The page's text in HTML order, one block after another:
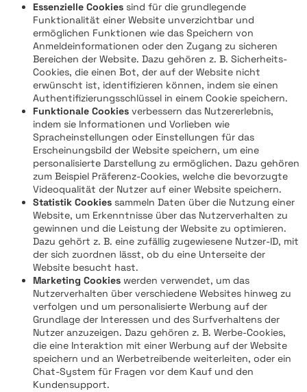
Essenzielle Cookies sind für die grundlegende
Funktionalität einer Website unverzichtbar und
ermöglichen Funktionen wie das Speichern von
Anmeldeinformationen oder den Zugang zu sicheren
Bereichen der Website. Dazu gehören z. B. Sicherheits-
Cookies, die einen Bot, der auf der Website nicht
erwünscht ist, identifizieren können, indem sie einen
Authentifizierungsschlüssel in einem Cookie speichern.
Funktionale Cookies verbessern das Nutzererlebnis,
indem sie Informationen und Vorlieben wie
Spracheinstellungen oder Einstellungen für das
Erscheinungsbild der Website speichern, um eine
personalisierte Darstellung zu ermöglichen. Dazu gehören
zum Beispiel Präferenz-Cookies, welche die bevorzugte
Videoqualität der Nutzer auf einer Website speichern.
Statistik Cookies sammeln Daten über die Nutzung einer
Website, um Erkenntnisse über das Nutzerverhalten zu
gewinnen und die Leistung der Website zu optimieren.
Dazu gehört z. B. eine zufällig zugewiesene Nutzer-ID, mit
der sich zuordnen lässt, ob du eine Unterseite der
Website besucht hast.
Marketing Cookies werden verwendet, um das
Nutzerverhalten über verschiedene Websites hinweg zu
verfolgen und um personalisierte Werbung auf der
Grundlage der Interessen und des Surfverhaltens der
Nutzer anzuzeigen. Dazu gehören z. B. Werbe-Cookies,
die eine Interaktion mit einer Werbung auf der Website
speichern und an Werbetreibende weiterleiten, oder ein
Chat-System für Fragen vor dem Kauf und den
Kundensupport.